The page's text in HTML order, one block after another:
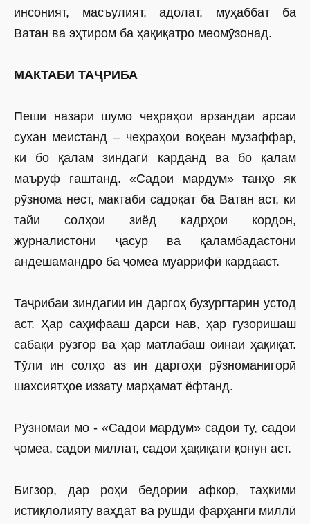
инсоният, масъулият, адолат, муҳаббат ба
Ватан ва эҳтиром ба ҳақиқат­ро меомӯзонад.
МАКТАБИ ТАҶРИБА
Пеши назари шумо чеҳраҳои арзандаи арсаи
сухан меистанд – чеҳраҳои воқеан музаффар,
ки бо қалам зиндагӣ карданд ва бо қалам
маъруф гаштанд. «Садои мардум» танҳо як
рӯзнома нест, мактаби садоқат ба Ватан аст, ки
тайи солҳои зиёд кадрҳои кордон,
журналистони ҷасур ва қаламбадастони
андешамандро ба ҷомеа муаррифӣ кардааст.
Таҷрибаи зиндагии ин даргоҳ бузургтарин устод
аст. Ҳар саҳифааш дарси нав, ҳар гузоришаш
сабақи рӯзгор ва ҳар матлабаш оинаи ҳақиқат.
Тӯли ин солҳо аз ин даргоҳи рӯзноманигорӣ
шахсиятҳое иззату марҳамат ёфтанд.
Рӯзномаи мо - «Садои мардум» садои ту, садои
ҷомеа, садои миллат, садои ҳақиқати қонун аст.
Бигзор, дар роҳи бедории афкор, таҳкими
истиқлолияту ваҳдат ва рушди фарҳанги миллӣ